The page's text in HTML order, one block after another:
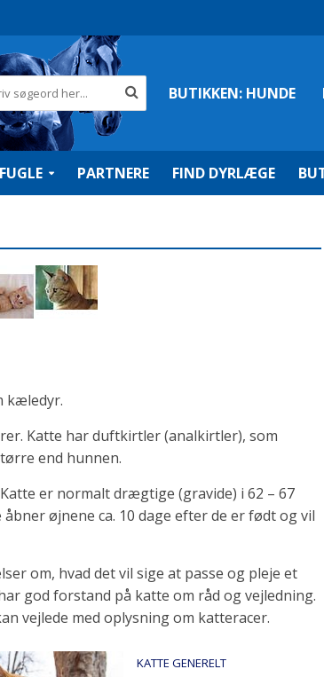
BUTIKKEN:HUNDE
FUGLE PARTNERE FIND DYRLÆGE
kæledyr.
Katte har duftkirtler (analkirtler), som
end hunnen.
er normalt drægtige (gravide) i 62 – 67
øjnene ca. 10 dage efter de er født og vil
om, hvad det vil sige at passe og pleje et
god forstand på katte om råd og vejledning.
vejlede med oplysning om katteracer.
KATTE GENERELT